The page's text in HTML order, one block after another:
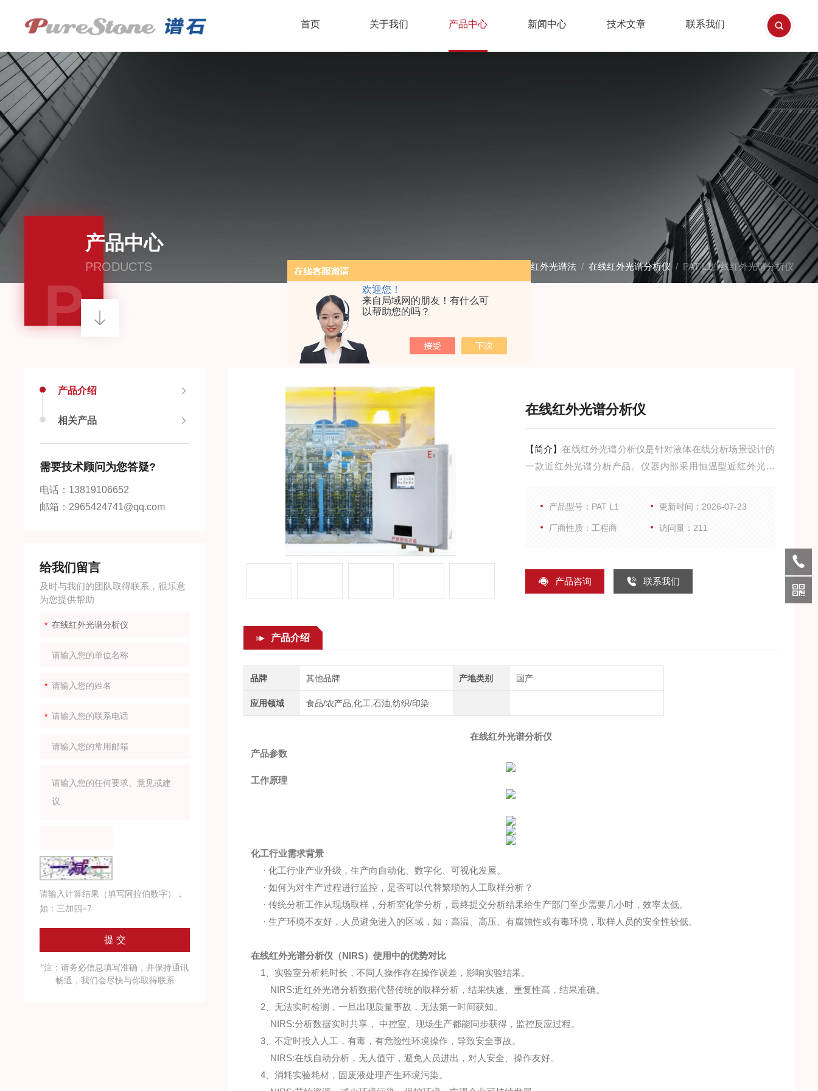
欢迎您！
来自局域网的朋友！有什么可
以帮助您的吗？
首页 关于我们 产品中心 新闻中心 技术文章 联系我们
产品中心
PRODUCTS
P
红外光谱法/ 在线红外光谱分析仪/ PAT L1在线红外光谱分析仪
在线红外光谱分析仪
【简介】在线红外光谱分析仪是针对液体在线分析场景设计的
一款近红外光谱分析产品。仪器内部采用恒温型近红外光谱
长久稳定工作。仪器配套有防爆款和普通款供用户选择，配套
择，所选采样附件根据不同工况条件可进行定制，在严苛温
产品型号：PAT L1 更新时间：2026-07-23
厂商性质：工程商 访问量：211
产品咨询 联系我们
产品介绍
品牌 其他品牌 产地类别 国产
应用领域 食品/农产品,化工,石油,纺织/印染
在线红外光谱分析仪
产品参数
工作原理
化工行业需求背景
· 化工行业产业升级，生产向自动化、数字化、可视化发展。
· 如何为对生产过程进行监控，是否可以代替繁琐的人工取样分析？
· 传统分析工作从现场取样，分析室化学分析，最终提交分析结果给生产部门至少需要几小时，效率太低。
· 生产环境不友好，人员避免进入的区域，如：高温、高压、有腐蚀性或有毒环境，取样人员的安全性较低。
在线红外光谱分析仪 （NIRS）使用中的优势对比
1、实验室分析耗时长，不同人操作存在操作误差，影响实验结果。
NIRS:近红外光谱分析数据代替传统的取样分析，结果快速、重复性高，结果准确。
2、无法实时检测，一旦出现质量事故，无法第一时间获知。
NIRS:分析数据实时共享， 中控室、现场生产都能同步获得，监控反应过程。
3、不定时投入人工，有毒，有危险性环境操作，导致安全事故。
NIRS:在线自动分析，无人值守，避免人员进出，对人安全、操作友好。
4、消耗实验耗材，固废液处理产生环境污染。
产品介绍
相关产品
需要技术顾问为您答疑?
电话：13819106652
邮箱：2965424741@qq.com
给我们留言
及时与我们的团队取得联系，很乐意
为您提供帮助
请输入计算结果（填写阿拉伯数字），
如：三加四=7
"注：请务必信息填写准确，并保持通讯
畅通，我们会尽快与你取得联系